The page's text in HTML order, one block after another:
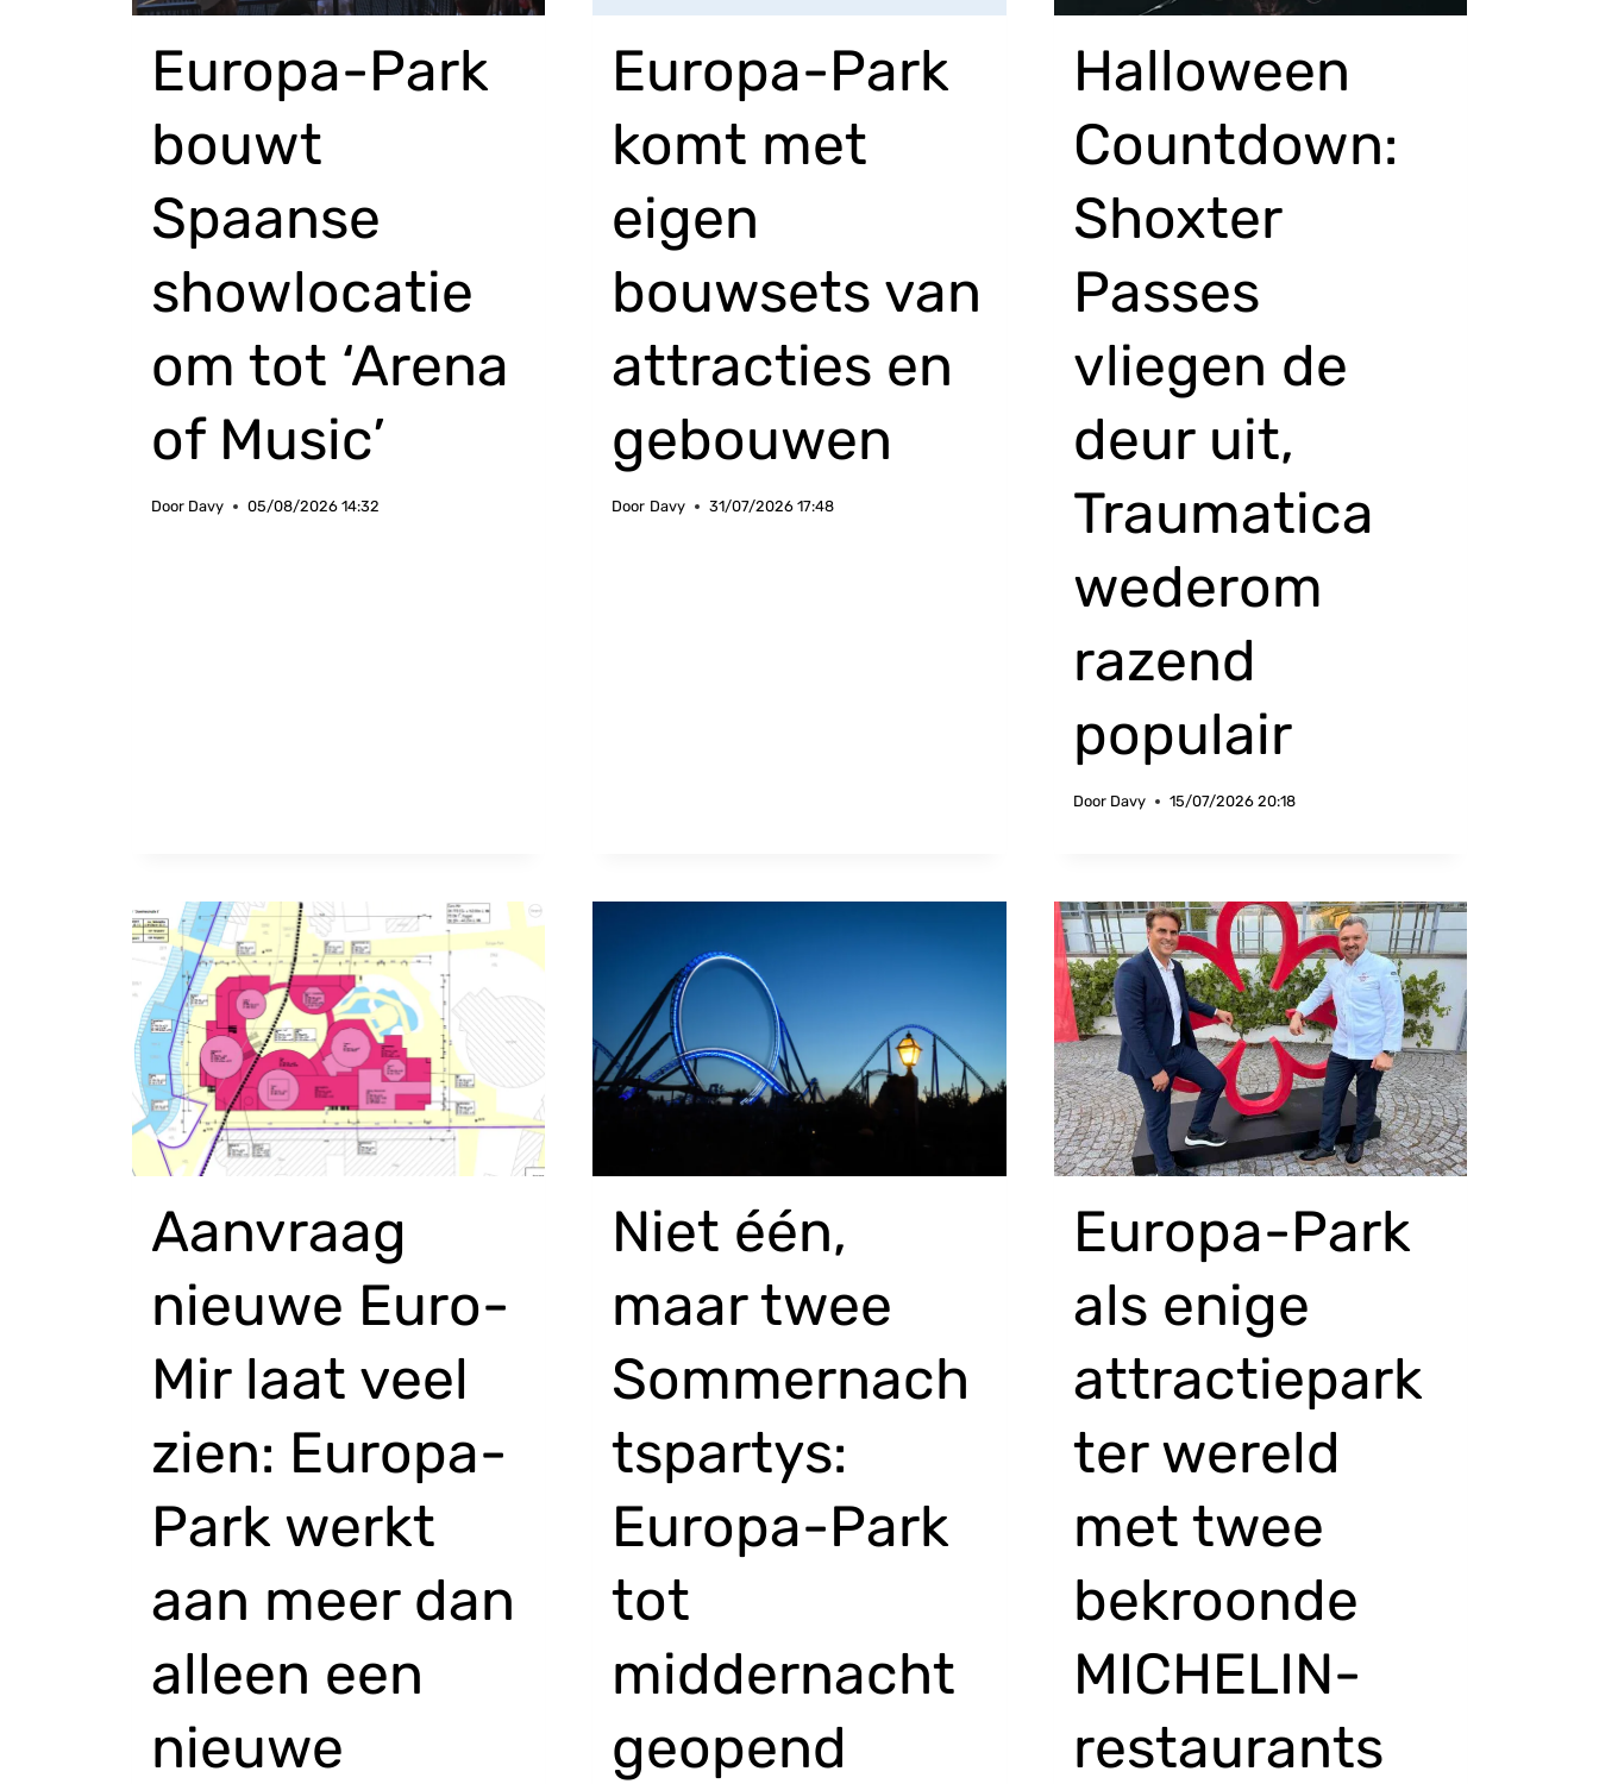
Europa-Park
bouwt
Spaanse
showlocatie
om tot ‘Arena
of Music’
Door Davy 05/08/2026 14:32
Europa-Park
komt met
eigen
bouwsets van
attracties en
gebouwen
Door Davy 31/07/2026 17:48
Halloween
Countdown:
Shoxter
Passes
vliegen de
deur uit,
Traumatica
wederom
razend
populair
Door Davy 15/07/2026 20:18
Aanvraag
nieuwe Euro-
Mir laat veel
zien: Europa-
Park werkt
aan meer dan
alleen een
nieuwe
Niet één,
maar twee
Sommernach
tspartys:
Europa-Park
tot
middernacht
geopend
Europa-Park
als enige
attractiepark
ter wereld
met twee
bekroonde
MICHELIN-
restaurants